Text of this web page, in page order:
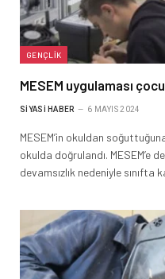
GENÇLIK
MESEM uygulaması
SIYASI HABER 6 MAYIS 2024
MESEM’in okuldan
okulda doğrulandı. MESEM’e
devamsızlık nedeniyle sınıfta